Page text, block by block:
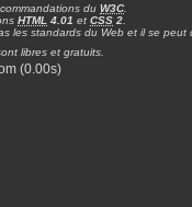
du W3C.
HTML 4.01 et CSS 2
les standards du Web et il se peut
libres et gratuits.
(0.00s)